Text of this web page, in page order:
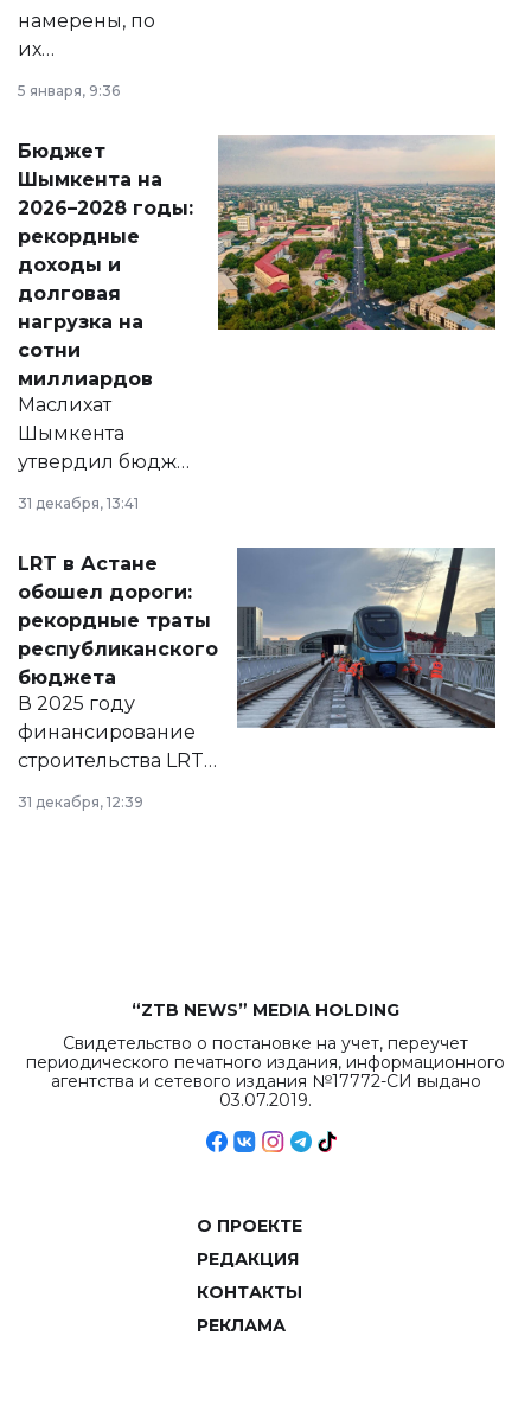
намерены, по
их
принести
народу
Венесуэлы.
5 января, 9:36
Бюджет
Шымкента на
2026–2028 годы:
рекордные
доходы и
долговая
нагрузка на
сотни
миллиардов
Маслихат
Шымкента
утвердил бюджет
2028 годы.
документ
появился в базе
нормативных
правовых актов и
на сайте маслихат
города.
31 декабря, 13:41
LRT в Астане
обошел дороги:
рекордные траты
республиканского
бюджета
В 2025 году
финансирование
строительства LRT
республиканского
31 декабря, 12:39
“ZTB NEWS” MEDIA HOLDING
Свидетельство о постановке на учет, переучет
периодического печатного издания, информационного
агентства и сетевого издания №17772-СИ выдано
03.07.2019.
О ПРОЕКТЕ
РЕДАКЦИЯ
КОНТАКТЫ
РЕКЛАМА